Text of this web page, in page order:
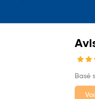
Basé